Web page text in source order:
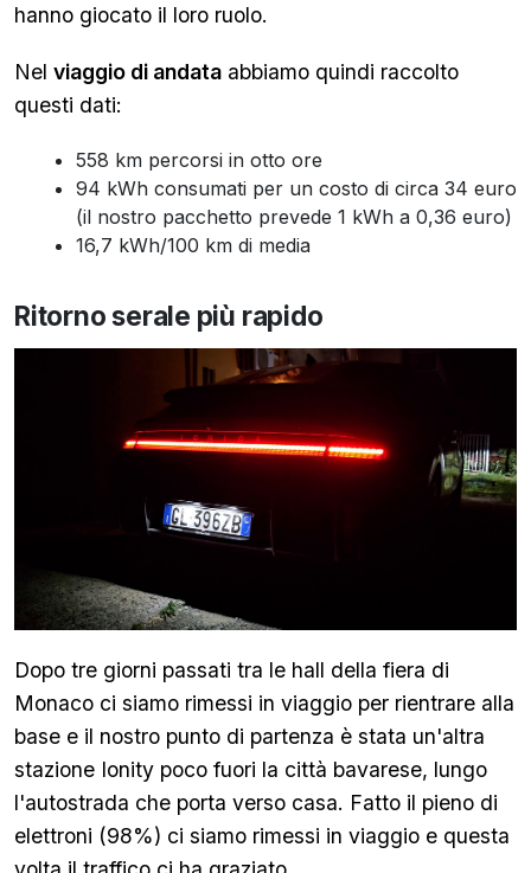
hanno giocato il loro ruolo.
Nel viaggio di andata abbiamo quindi raccolto
questi dati:
558 km percorsi in otto ore
94 kWh consumati per un costo di circa 34 euro
(il nostro pacchetto prevede 1 kWh a 0,36 euro)
16,7 kWh/100 km di media
Ritorno serale più rapido
Dopo tre giorni passati tra le hall della fiera di
Monaco ci siamo rimessi in viaggio per rientrare alla
base e il nostro punto di partenza è stata un'altra
stazione Ionity poco fuori la città bavarese, lungo
l'autostrada che porta verso casa. Fatto il pieno di
elettroni (98%) ci siamo rimessi in viaggio e questa